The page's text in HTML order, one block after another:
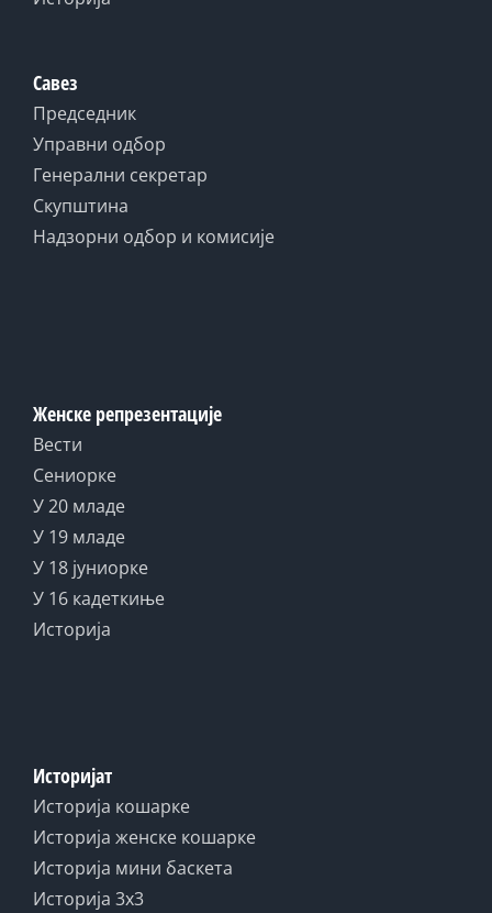
Савез
Председник
Управни одбор
Генерални секретар
Скупштина
Надзорни одбор и комисије
Женске репрезентације
Вести
Сениорке
У 20 младе
У 19 младе
У 18 јуниорке
У 16 кадеткиње
Историја
Историјат
Историја кошарке
Историја женске кошарке
Историја мини баскета
Историја 3x3